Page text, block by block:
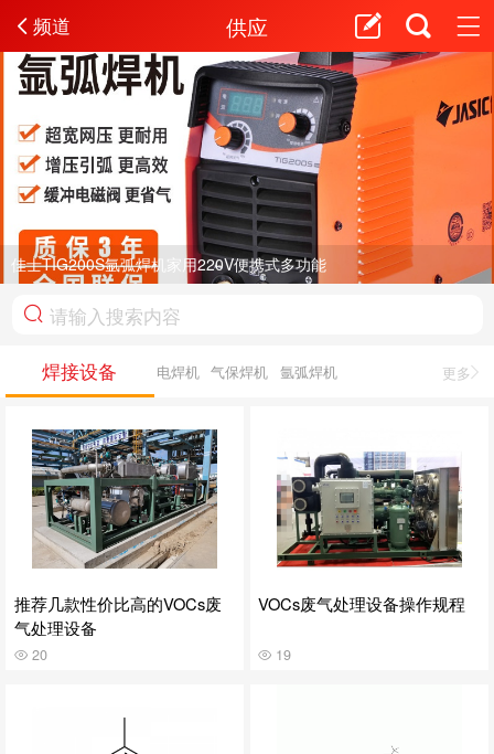
频道 供应
佳士TIG200S氩弧焊机家用220V便携式多功能
焊接设备 电焊机 气保焊机 氩弧焊机 更多
推荐几款性价比高的VOCs废
气处理设备
20
VOCs废气处理设备操作规程
19